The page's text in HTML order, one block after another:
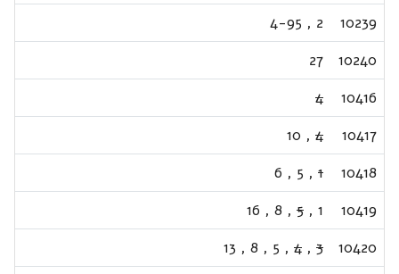
10239
2
,
4-95
10240
27
10416
4
10417
4
,
10
10418
1
,
5
,
6
10419
1
,
5
,
8
,
16
10420
3
,
4
,
5
,
8
,
13